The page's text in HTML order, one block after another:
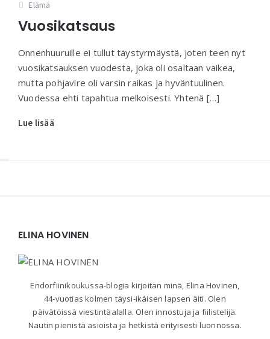
Elämä
Vuosikatsaus
Onnenhuuruille ei tullut täystyrmäystä, joten teen nyt
vuosikatsauksen vuodesta, joka oli osaltaan vaikea,
mutta pohjavire oli varsin raikas ja hyväntuulinen.
Vuodessa ehti tapahtua melkoisesti. Yhtenä […]
Lue lisää
ELINA HOVINEN
Endorfiinikoukussa-blogia kirjoitan minä, Elina Hovinen,
44-vuotias kolmen täysi-ikäisen lapsen äiti. Olen
päivätöissä viestintäalalla. Olen innostuja ja fiilistelijä.
Nautin pienistä asioista ja hetkistä erityisesti luonnossa.